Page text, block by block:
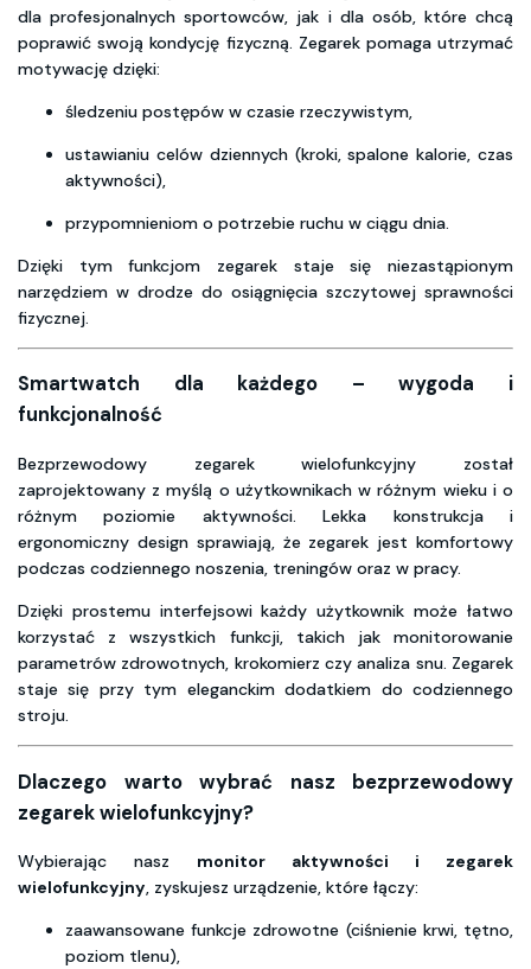
dla profesjonalnych sportowców, jak i dla osób, które chcą
poprawić swoją kondycję fizyczną. Zegarek pomaga utrzymać
motywację dzięki:
śledzeniu postępów w czasie rzeczywistym,
ustawianiu celów dziennych (kroki, spalone kalorie, czas
aktywności),
przypomnieniom o potrzebie ruchu w ciągu dnia.
Dzięki tym funkcjom zegarek staje się niezastąpionym
narzędziem w drodze do osiągnięcia szczytowej sprawności
fizycznej.
Smartwatch dla każdego – wygoda i
funkcjonalność
Bezprzewodowy zegarek wielofunkcyjny został
zaprojektowany z myślą o użytkownikach w różnym wieku i o
różnym poziomie aktywności. Lekka konstrukcja i
ergonomiczny design sprawiają, że zegarek jest komfortowy
podczas codziennego noszenia, treningów oraz w pracy.
Dzięki prostemu interfejsowi każdy użytkownik może łatwo
korzystać z wszystkich funkcji, takich jak monitorowanie
parametrów zdrowotnych, krokomierz czy analiza snu. Zegarek
staje się przy tym eleganckim dodatkiem do codziennego
stroju.
Dlaczego warto wybrać nasz bezprzewodowy
zegarek wielofunkcyjny?
Wybierając nasz monitor aktywności i zegarek
wielofunkcyjny, zyskujesz urządzenie, które łączy:
zaawansowane funkcje zdrowotne (ciśnienie krwi, tętno,
poziom tlenu),